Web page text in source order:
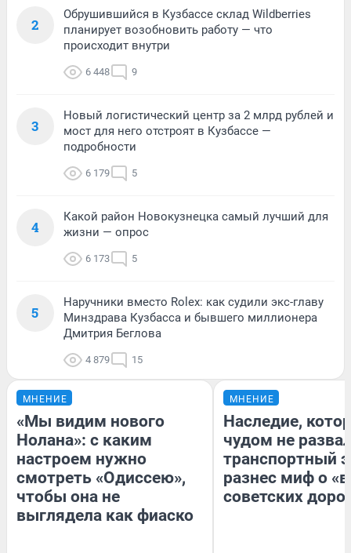
2
Обрушившийся в Кузбассе склад Wildberries
планирует возобновить работу — что
происходит внутри
6 448 9
3
Новый логистический центр за 2 млрд рублей и
мост для него отстроят в Кузбассе —
подробности
6 179 5
4
Какой район Новокузнецка самый лучший для
жизни — опрос
6 173 5
5
Наручники вместо Rolex: как судили экс-главу
Минздрава Кузбасса и бывшего миллионера
Дмитрия Беглова
4 879 15
МНЕНИЕ
«Мы видим нового
Нолана»: с каким
настроем нужно
смотреть «Одиссею»,
чтобы она не
выглядела как фиаско
МНЕНИЕ
Наследие,
чудом не
транспортный
разнес миф о
советских